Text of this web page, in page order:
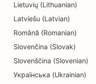
SEO para empresas
EO para restaurantes
SEO para Escape
SEO para serviços
Lietuvių (Lithuanian)
Latviešu (Latvian)
Română (Romanian)
Slovenčina (Slovak)
Slovenščina (Slovenian)
Українська (Ukrainian)